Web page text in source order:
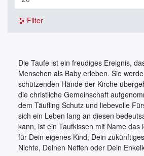
Filter
Die Taufe ist ein freudiges Ereignis,
Menschen als Baby erleben. Sie
schützenden Hände der Kirche
die christliche Gemeinschaft
dem Täufling Schutz und liebevolle
sich ein Leben lang an diesen
kann, ist ein Taufkissen mit Name das
für Dein eigenes Kind, Dein
Nichte, Deinen Neffen oder Dein